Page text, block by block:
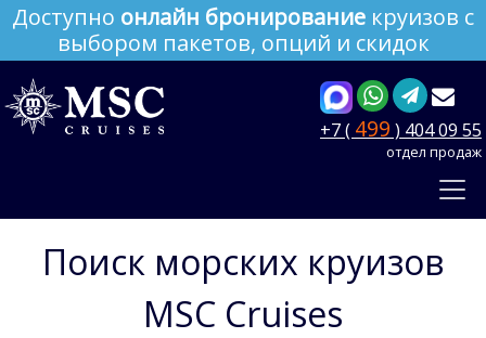
Доступно онлайн бронирование круизов с
выбором пакетов, опций и скидок
+7 ( 499 ) 404 09 55
отдел продаж
Поиск морских круизов
MSC Cruises